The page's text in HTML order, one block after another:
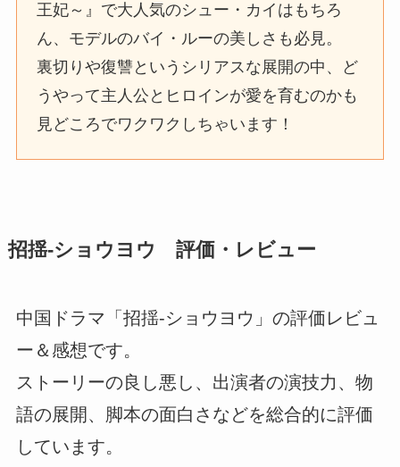
王妃～』で大人気のシュー・カイはもちろ
ん、モデルのバイ・ルーの美しさも必見。
裏切りや復讐というシリアスな展開の中、ど
うやって主人公とヒロインが愛を育むのかも
見どころでワクワクしちゃいます！
招揺-ショウヨウ 評価・レビュー
中国ドラマ「招揺-ショウヨウ」の評価レビュ
ー＆感想です。
ストーリーの良し悪し、出演者の演技力、物
語の展開、脚本の面白さなどを総合的に評価
しています。